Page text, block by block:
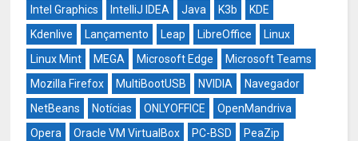
Intel Graphics
IntelliJ IDEA Java K3b
KDE
Kdenlive
Lançamento Leap LibreOffice
Linux
Linux Mint
MEGA Microsoft Edge
Microsoft Teams
Mozilla Firefox
MultiBootUSB NVIDIA
Navegador
NetBeans
Notícias ONLYOFFICE
OpenMandriva
Opera
Oracle VM VirtualBox PC-BSD
PeaZip